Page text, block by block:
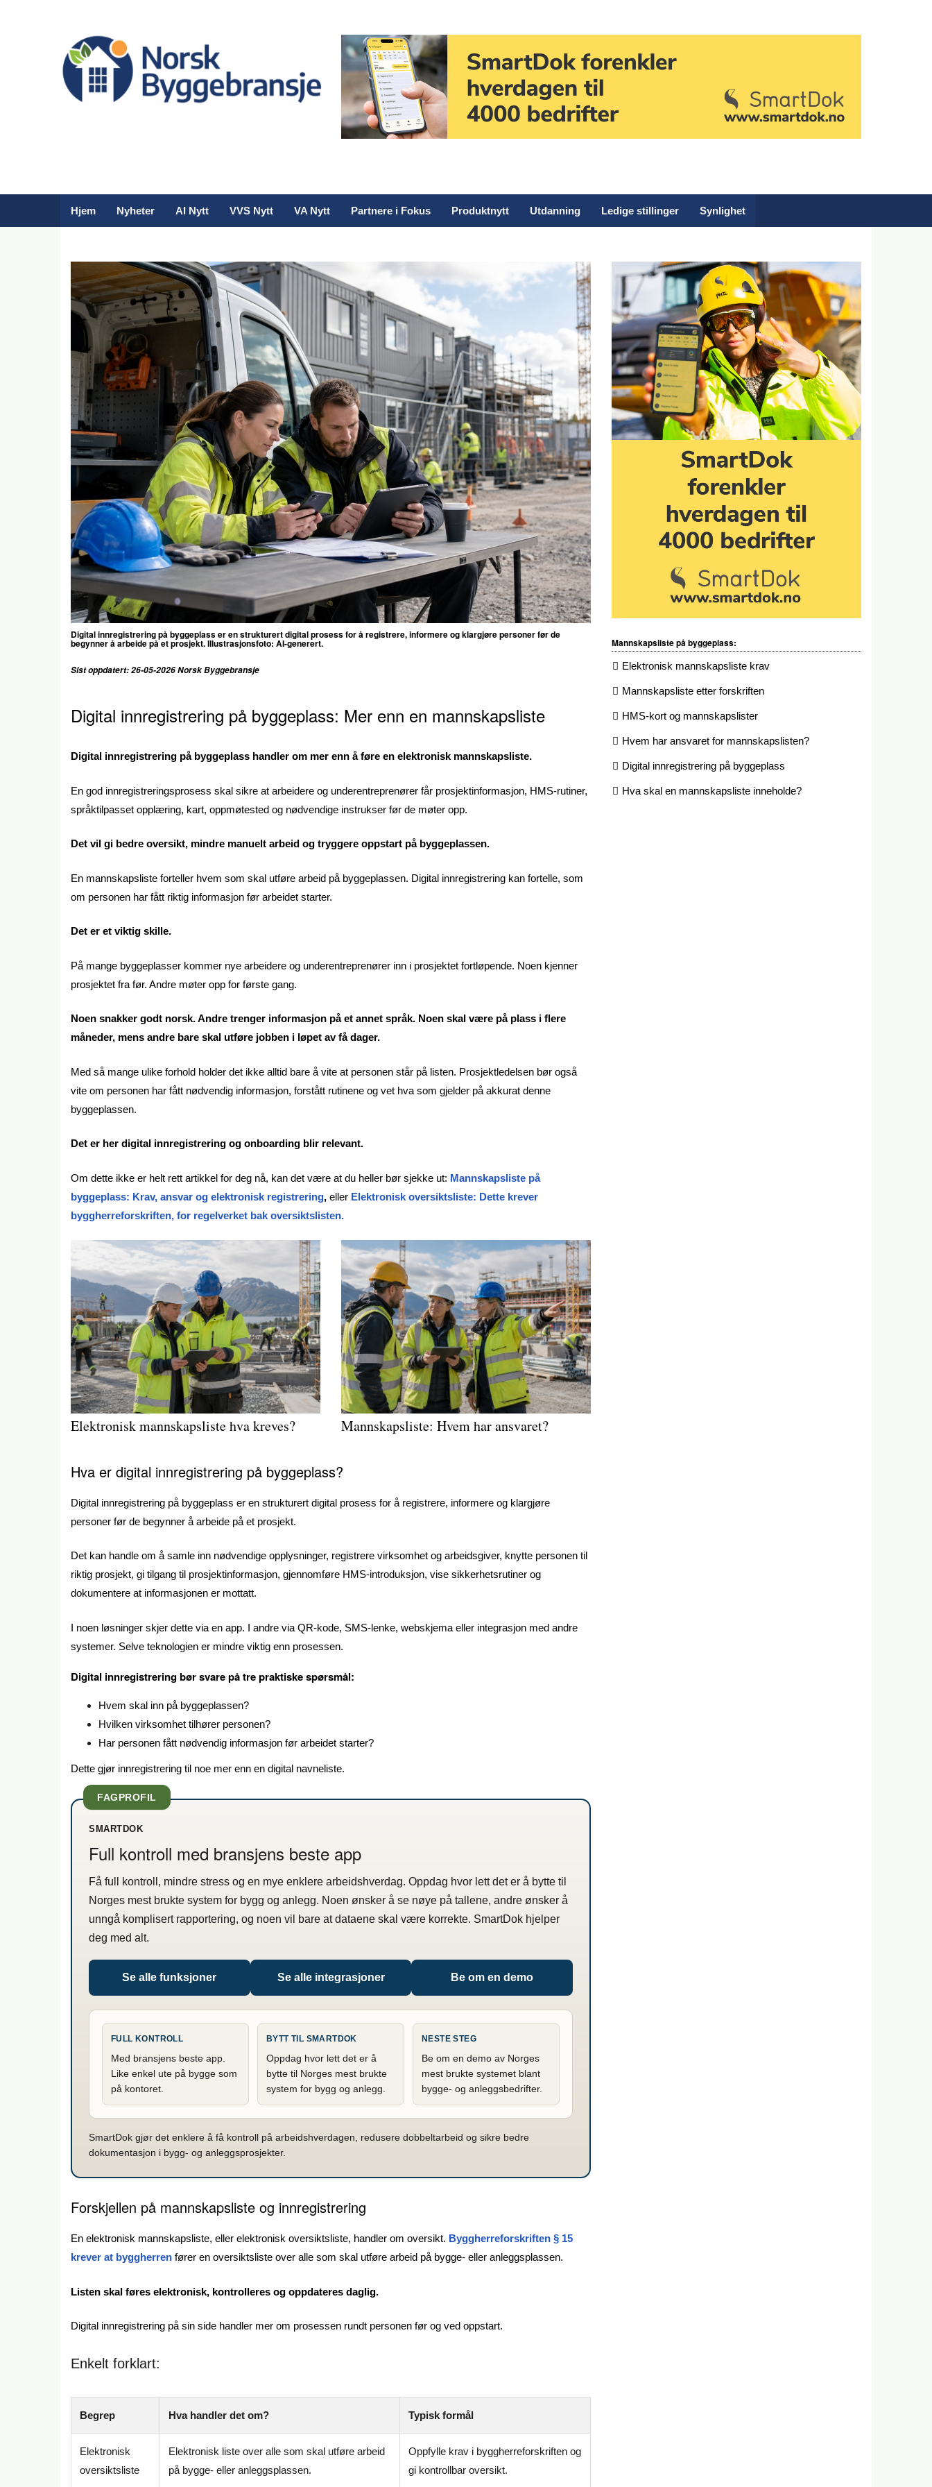
Hjem Nyheter AI Nytt VVS Nytt VA Nytt Partnere i Fokus Produktnytt Utdanning Ledige stillinger Synlighet
Digital innregistrering på byggeplass er en strukturert digital prosess for å registrere, informere og klargjøre personer før de
begynner å arbeide på et prosjekt. Illustrasjonsfoto: AI-generert.
Sist oppdatert: 26-05-2026 Norsk Byggebransje
Digital innregistrering på byggeplass: Mer enn en mannskapsliste
Digital innregistrering på byggeplass handler om mer enn å føre en elektronisk mannskapsliste.
En god innregistreringsprosess skal sikre at arbeidere og underentreprenører får prosjektinformasjon, HMS-rutiner,
språktilpasset opplæring, kart, oppmøtested og nødvendige instrukser før de møter opp.
Det vil gi bedre oversikt, mindre manuelt arbeid og tryggere oppstart på byggeplassen.
En mannskapsliste forteller hvem som skal utføre arbeid på byggeplassen. Digital innregistrering kan fortelle, som
om personen har fått riktig informasjon før arbeidet starter.
Det er et viktig skille.
På mange byggeplasser kommer nye arbeidere og underentreprenører inn i prosjektet fortløpende. Noen kjenner
prosjektet fra før. Andre møter opp for første gang.
Noen snakker godt norsk. Andre trenger informasjon på et annet språk. Noen skal være på plass i flere
måneder, mens andre bare skal utføre jobben i løpet av få dager.
Med så mange ulike forhold holder det ikke alltid bare å vite at personen står på listen. Prosjektledelsen bør også
vite om personen har fått nødvendig informasjon, forstått rutinene og vet hva som gjelder på akkurat denne
byggeplassen.
Det er her digital innregistrering og onboarding blir relevant.
Om dette ikke er helt rett artikkel for deg nå, kan det være at du heller bør sjekke ut: Mannskapsliste på
byggeplass: Krav, ansvar og elektronisk registrering, eller Elektronisk oversiktsliste: Dette krever
byggherreforskriften, for regelverket bak oversiktslisten.
Elektronisk mannskapsliste hva kreves? Mannskapsliste: Hvem har ansvaret?
Hva er digital innregistrering på byggeplass?
Digital innregistrering på byggeplass er en strukturert digital prosess for å registrere, informere og klargjøre
personer før de begynner å arbeide på et prosjekt.
Det kan handle om å samle inn nødvendige opplysninger, registrere virksomhet og arbeidsgiver, knytte personen til
riktig prosjekt, gi tilgang til prosjektinformasjon, gjennomføre HMS-introduksjon, vise sikkerhetsrutiner og
dokumentere at informasjonen er mottatt.
I noen løsninger skjer dette via en app. I andre via QR-kode, SMS-lenke, webskjema eller integrasjon med andre
systemer. Selve teknologien er mindre viktig enn prosessen.
Digital innregistrering bør svare på tre praktiske spørsmål:
Hvem skal inn på byggeplassen?
Hvilken virksomhet tilhører personen?
Har personen fått nødvendig informasjon før arbeidet starter?
Dette gjør innregistrering til noe mer enn en digital navneliste.
FAGPROFIL
SMARTDOK
Full kontroll med bransjens beste app
Få full kontroll, mindre stress og en mye enklere arbeidshverdag. Oppdag hvor lett det er å bytte til
Norges mest brukte system for bygg og anlegg. Noen ønsker å se nøye på tallene, andre ønsker å
unngå komplisert rapportering, og noen vil bare at dataene skal være korrekte. SmartDok hjelper
deg med alt.
Se alle funksjoner Se alle integrasjoner Be om en demo
FULL KONTROLL
Med bransjens beste app.
Like enkel ute på bygge som
på kontoret.
BYTT TIL SMARTDOK
Oppdag hvor lett det er å
bytte til Norges mest brukte
system for bygg og anlegg.
NESTE STEG
Be om en demo av Norges
mest brukte systemet blant
bygge- og anleggsbedrifter.
SmartDok gjør det enklere å få kontroll på arbeidshverdagen, redusere dobbeltarbeid og sikre bedre
dokumentasjon i bygg- og anleggsprosjekter.
Forskjellen på mannskapsliste og innregistrering
En elektronisk mannskapsliste, eller elektronisk oversiktsliste, handler om oversikt. Byggherreforskriften § 15
krever at byggherren fører en oversiktsliste over alle som skal utføre arbeid på bygge- eller anleggsplassen.
Listen skal føres elektronisk, kontrolleres og oppdateres daglig.
Digital innregistrering på sin side handler mer om prosessen rundt personen før og ved oppstart.
Enkelt forklart:
Begrep Hva handler det om? Typisk formål
Elektronisk
oversiktsliste
Elektronisk liste over alle som skal utføre arbeid
på bygge- eller anleggsplassen.
Oppfylle krav i byggherreforskriften og
gi kontrollbar oversikt.
Mannskapsliste på byggeplass:
Elektronisk mannskapsliste krav
Mannskapsliste etter forskriften
HMS-kort og mannskapslister
Hvem har ansvaret for mannskapslisten?
Digital innregistrering på byggeplass
Hva skal en mannskapsliste inneholde?